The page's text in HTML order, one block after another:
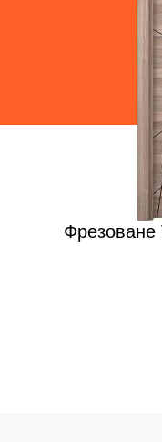
Фрезоване